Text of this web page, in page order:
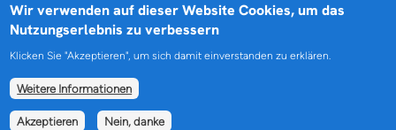
ROSINAK & PARTNER ZT GMBH | VERKEHR. RAUM.
UMWELT. KLIMA.
Wir verwenden auf dieser Website Cookies, um das
Nutzungserlebnis zu verbessern
Klicken Sie "Akzeptieren", um sich damit einverstanden zu erklären.
Weitere Informationen
Akzeptieren Nein, danke